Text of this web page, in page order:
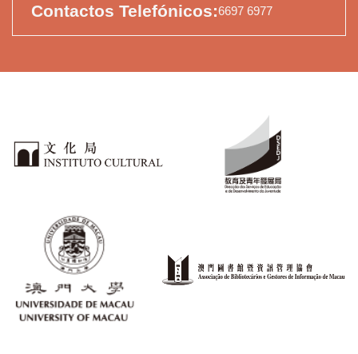
Contactos Telefónicos:6697 6977